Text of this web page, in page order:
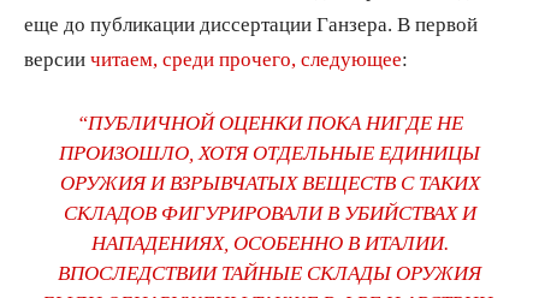
еще до публикации диссертации Ганзера. В первой
версии читаем, среди прочего, следующее:
“ПУБЛИЧНОЙ ОЦЕНКИ ПОКА НИГДЕ НЕ
ПРОИЗОШЛО, ХОТЯ ОТДЕЛЬНЫЕ ЕДИНИЦЫ
ОРУЖИЯ И ВЗРЫВЧАТЫХ ВЕЩЕСТВ С ТАКИХ
СКЛАДОВ ФИГУРИРОВАЛИ В УБИЙСТВАХ И
НАПАДЕНИЯХ, ОСОБЕННО В ИТАЛИИ.
ВПОСЛЕДСТВИИ ТАЙНЫЕ СКЛАДЫ ОРУЖИЯ